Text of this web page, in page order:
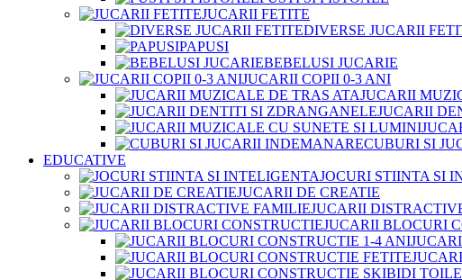
JUCARII FETITE
DIVERSE JUCARII
PAPUSI
BEBELUSI JUCARIE
JUCARII COPII 0-3 ANI
JUCARII
JUCARII
CUBURI SI
EDUCATIVE
JOCURI STIINTA SI
JUCARII DE CREATIE
JUCARII
JUCARII BLOCURI